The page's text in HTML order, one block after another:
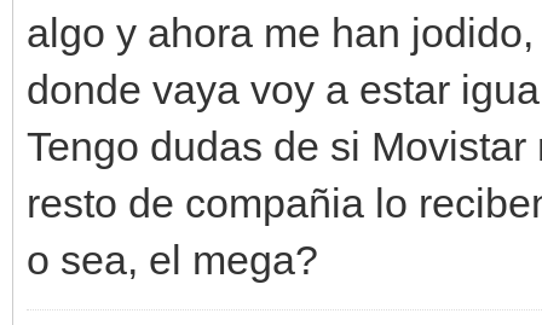
algo y ahora me han
donde vaya voy a estar
Tengo dudas de si
resto de compañia lo
o sea, el mega?